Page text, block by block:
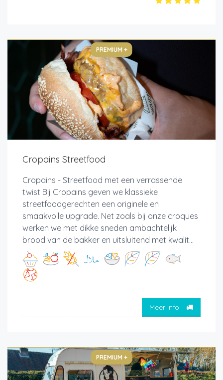
PREMIUM +
Cropains Streetfood
Cropains - Streetfood met een verrassende
twist Bij Cropains geven we klassieke
streetfoodgerechten een originele en
smaakvolle upgrade. Net zoals bij onze croques
werken we met dikke sneden ambachtelijk
brood van de bakker en uitsluitend met kwalit...
Meer info
PREMIUM +